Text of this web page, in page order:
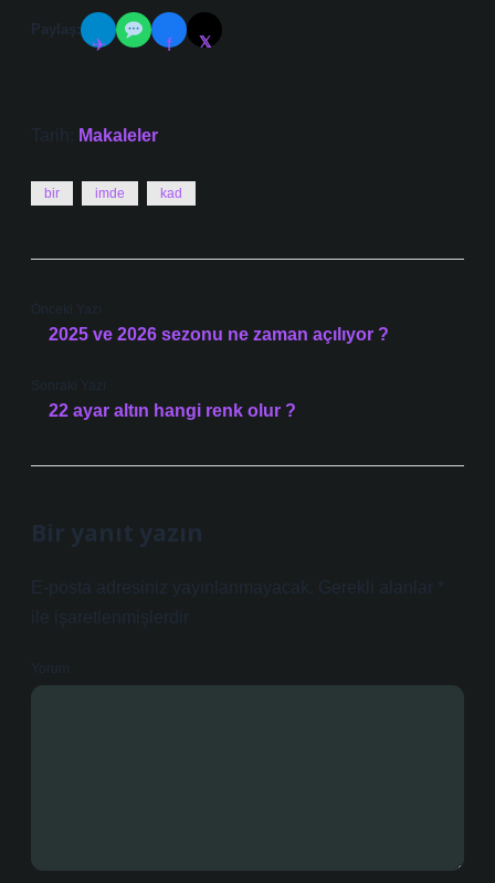
Paylaş:
✈ f 𝕏
Tarih: Makaleler
bir imde kad
Önceki Yazı
2025 ve 2026 sezonu ne zaman açılıyor ?
Sonraki Yazı
22 ayar altın hangi renk olur ?
Bir yanıt yazın
E-posta adresiniz yayınlanmayacak. Gerekli alanlar *
ile işaretlenmişlerdir
Yorum